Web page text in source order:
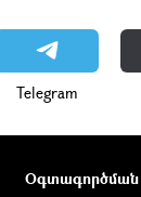
Telegram
Օգտագործման